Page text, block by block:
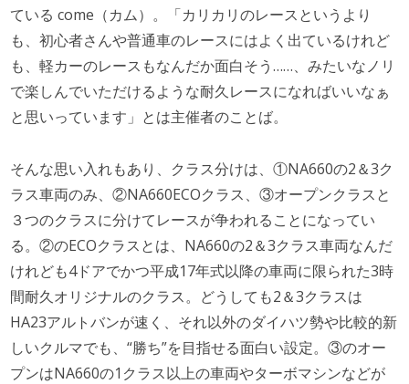
ている come（カム）。「カリカリのレースというより
も、初心者さんや普通車のレースにはよく出ているけれど
も、軽カーのレースもなんだか面白そう……、みたいなノリ
で楽しんでいただけるような耐久レースになればいいなぁ
と思いっています」とは主催者のことば。
そんな思い入れもあり、クラス分けは、①NA660の2＆3ク
ラス車両のみ、②NA660ECOクラス、③オープンクラスと
３つのクラスに分けてレースが争われることになってい
る。②のECOクラスとは、NA660の2＆3クラス車両なんだ
けれども4ドアでかつ平成17年式以降の車両に限られた3時
間耐久オリジナルのクラス。どうしても2＆3クラスは
HA23アルトバンが速く、それ以外のダイハツ勢や比較的新
しいクルマでも、“勝ち”を目指せる面白い設定。③のオー
プンはNA660の1クラス以上の車両やターボマシンなどが